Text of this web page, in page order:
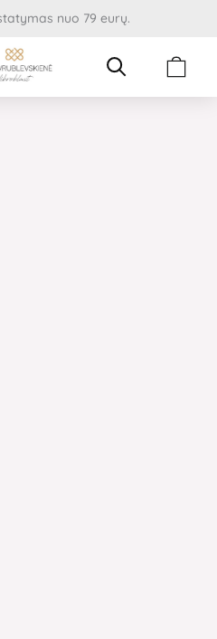
nuo 79 eurų.
Cart